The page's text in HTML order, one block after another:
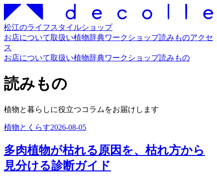
松江のライフスタイルショップ
お店について取扱い植物辞典ワークショップ読みものアクセ
ス
お店について取扱い植物辞典ワークショップ読みもの
読みもの
植物と暮らしに役立つコラムをお届けします
植物とくらす2026-08-05
多肉植物が枯れる原因を、枯れ方から
見分ける診断ガイド